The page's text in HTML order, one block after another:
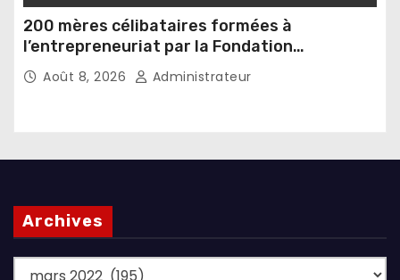
200 mères célibataires formées à
l’entrepreneuriat par la Fondation
Umugiraneza et l’OPDD
Août 8, 2026 Administrateur
Archives
Archives